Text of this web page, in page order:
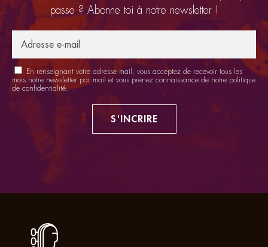
passe ? Abonne toi à notre newsletter !
En renseignant votre adresse mail, vous acceptez de recevoir tous les
mois notre newsletter par mail et vous prenez connaissance de notre politique
de confidentialité.
S'INCRIRE